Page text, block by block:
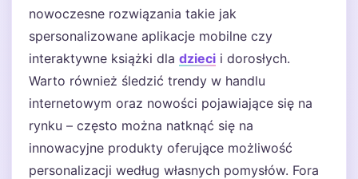
nowoczesne rozwiązania takie jak
spersonalizowane aplikacje mobilne czy
interaktywne książki dla dzieci i dorosłych.
Warto również śledzić trendy w handlu
internetowym oraz nowości pojawiające się na
rynku – często można natknąć się na
innowacyjne produkty oferujące możliwość
personalizacji według własnych pomysłów. Fora